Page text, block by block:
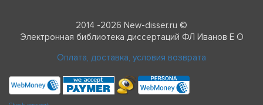
2014 -2026 New-disser.ru ©
Электронная библиотека диссертаций ФЛ Иванов Е О
Оплата, доставка, условия возврата